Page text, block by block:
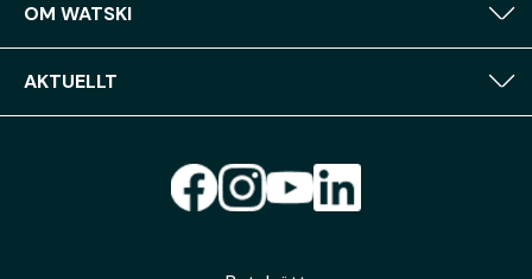
OM WATSKI
AKTUELLT